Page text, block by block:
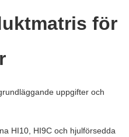
för
uppgifter och
HI10, HI9C och hjulförsedda